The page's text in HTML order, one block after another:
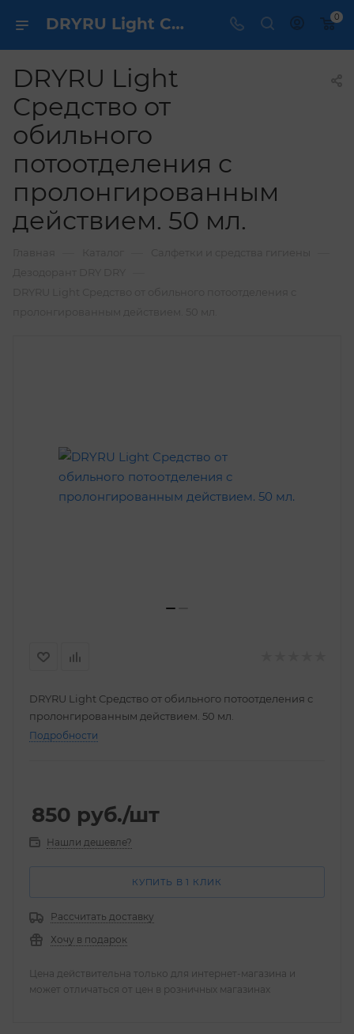
DRYRU Light Средство от обильного потоотделения с пролонгированным действием. 50 мл. купить по выгодной цене в интернет магазине 0
DRYRU Light
Средство от
обильного
потоотделения с
пролонгированным
действием. 50 мл.
DRYRU Light Средство от обильного потоотделения с
пролонгированным действием. 50 мл.
Подробности
850 руб./шт
Нашли дешевле?
КУПИТЬ В 1 КЛИК
Рассчитать доставку
Хочу в подарок
Цена действительна только для интернет-магазина и
может отличаться от цен в розничных магазинах